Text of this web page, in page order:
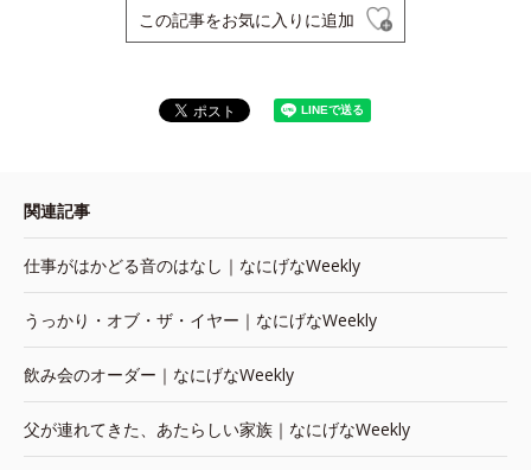
この記事をお気に入りに追加
関連記事
仕事がはかどる音のはなし｜なにげなWeekly
うっかり・オブ・ザ・イヤー｜なにげなWeekly
飲み会のオーダー｜なにげなWeekly
父が連れてきた、あたらしい家族｜なにげなWeekly